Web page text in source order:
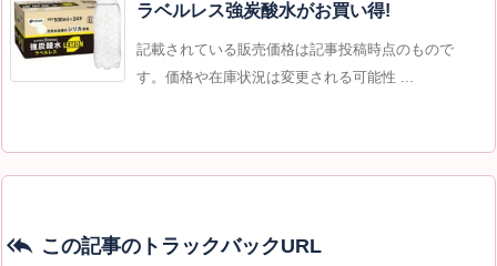
ラベルレス強炭酸水がお買い得!
記載されている販売価格は記事投稿時点のもので
す。価格や在庫状況は変更される可能性 ...
 この記事のトラックバックURL